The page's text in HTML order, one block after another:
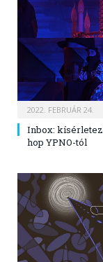
2022. FEBRUÁR 24.
Inbox:
hop YPNO-tól